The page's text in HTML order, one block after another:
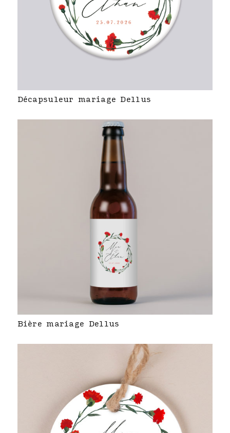
Décapsuleur mariage Dellus
Bière mariage Dellus